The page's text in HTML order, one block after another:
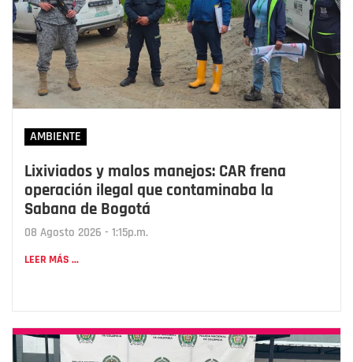
AMBIENTE
Lixiviados y malos manejos: CAR frena
operación ilegal que contaminaba la
Sabana de Bogotá
08 Agosto 2026 - 1:15p.m.
LEER MÁS ...